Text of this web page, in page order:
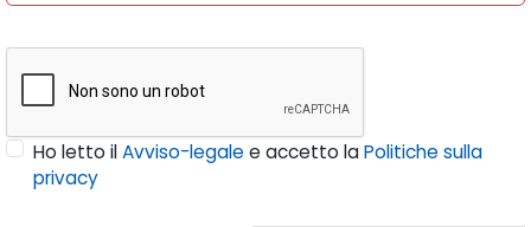
Ho letto ilAvviso-legalee accetto laPolitiche sulla
privacy